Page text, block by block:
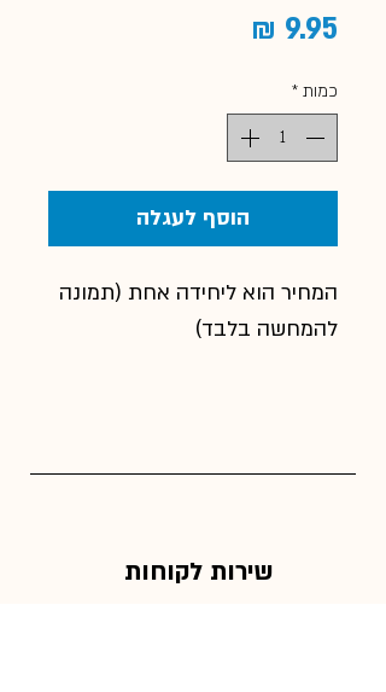
כמות *
הוסף לעגלה
המחיר הוא ליחידה אחת (תמונה
להמחשה בלבד)
שירות לקוחות